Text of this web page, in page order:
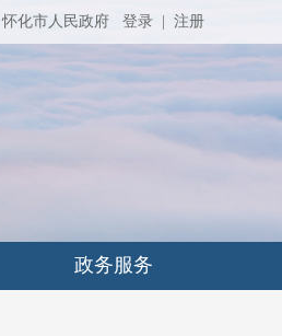
怀化市人民政府 登录 注册
政务服务